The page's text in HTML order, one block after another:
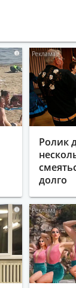
i
Ролик
долго
i